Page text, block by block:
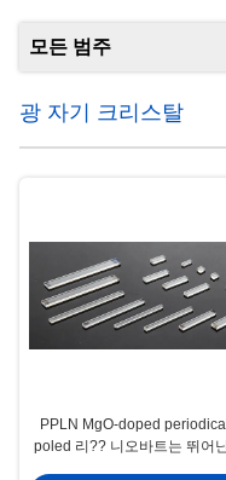
모든 범주
광 자기 크리스탈
PPLN MgO-doped
poled 리?? 니오바트는 뛰어